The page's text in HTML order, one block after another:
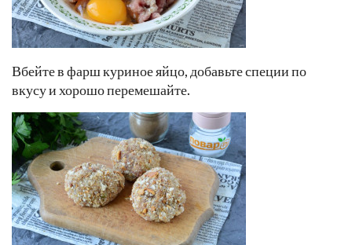
Вбейте в фарш куриное яйцо, добавьте специи по
вкусу и хорошо перемешайте.